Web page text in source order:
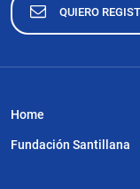
QUIERO
Home
Fundación Santillana